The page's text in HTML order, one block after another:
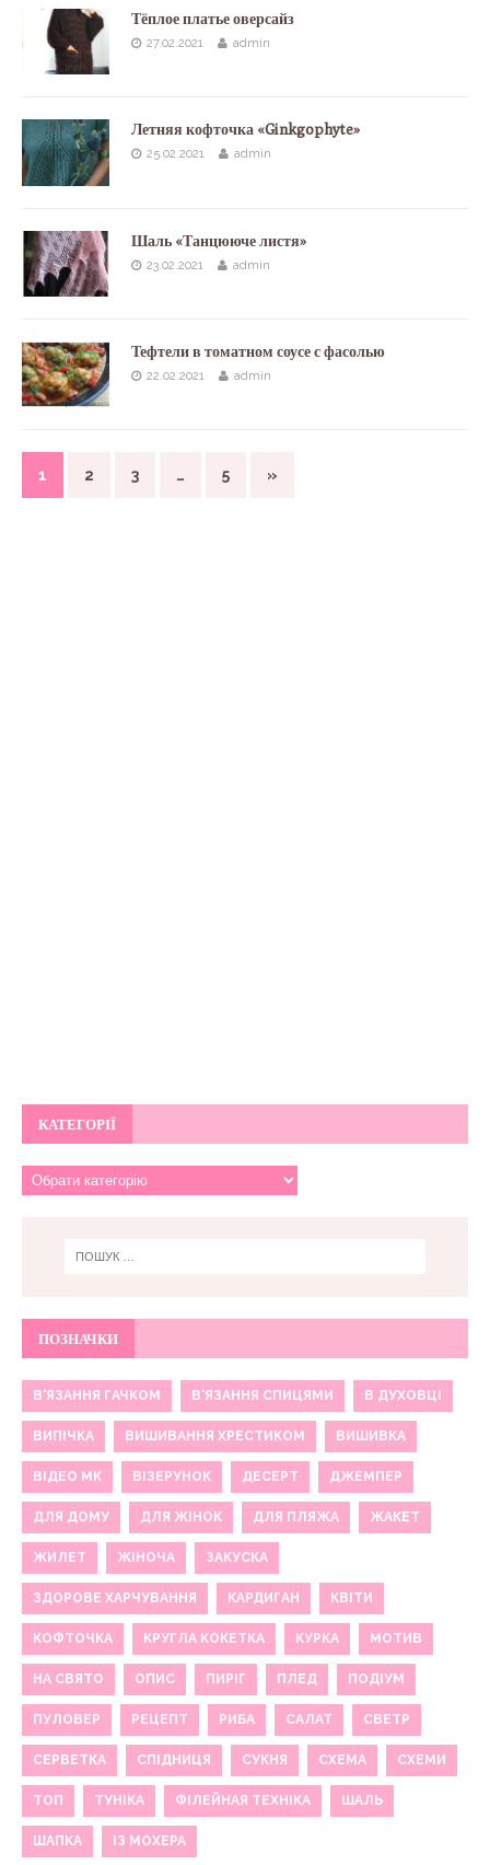
Тёплое платье оверсайз
27.02.2021 admin
Летняя кофточка «Ginkgophyte»
25.02.2021 admin
Шаль «Танцююче листя»
23.02.2021 admin
Тефтели в томатном соусе с фасолью
22.02.2021 admin
1 2 3 … 5 »
КАТЕГОРІЇ
ПОЗНАЧКИ
В'ЯЗАННЯ ГАЧКОМ В'ЯЗАННЯ СПИЦЯМИ В ДУХОВЦІ
ВИПІЧКА ВИШИВАННЯ ХРЕСТИКОМ ВИШИВКА
ВІДЕО МК ВІЗЕРУНОК ДЕСЕРТ ДЖЕМПЕР
ДЛЯ ДОМУ ДЛЯ ЖІНОК ДЛЯ ПЛЯЖА ЖАКЕТ
ЖИЛЕТ ЖІНОЧА ЗАКУСКА
ЗДОРОВЕ ХАРЧУВАННЯ КАРДИГАН КВІТИ
КОФТОЧКА КРУГЛА КОКЕТКА КУРКА МОТИВ
НА СВЯТО ОПИС ПИРІГ ПЛЕД ПОДІУМ
ПУЛОВЕР РЕЦЕПТ РИБА САЛАТ СВЕТР
СЕРВЕТКА СПІДНИЦЯ СУКНЯ СХЕМА СХЕМИ
ТОП ТУНІКА ФІЛЕЙНАЯ ТЕХНІКА ШАЛЬ
ШАПКА ІЗ МОХЕРА